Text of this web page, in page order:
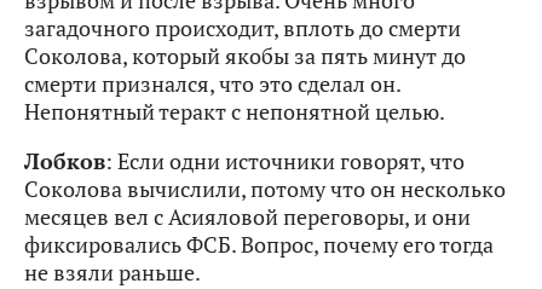
загадочного происходит, вплоть до смерти
Соколова, который якобы за пять минут до
смерти признался, что это сделал он.
Непонятный теракт с непонятной целью.
Лобков: Если одни источники говорят, что
Соколова вычислили, потому что он несколько
месяцев вел с Асияловой переговоры, и они
фиксировались ФСБ. Вопрос, почему его тогда
не взяли раньше.